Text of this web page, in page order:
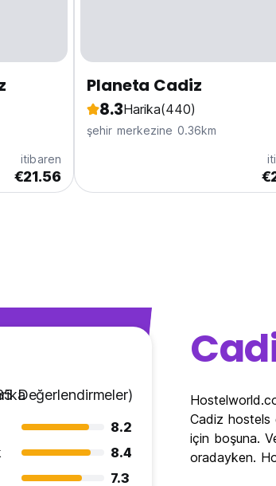
itibaren
€21.56
Planeta Cadiz
8.3Harika(440)
şehir merkezine 0.36km
Değerlendirmeler)
8.2
8.4
7.3
Cadiz hostels
için boşuna.
oradayken.